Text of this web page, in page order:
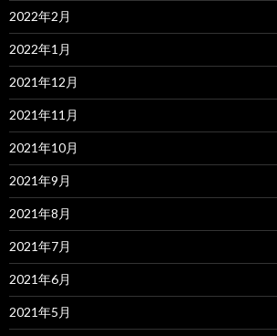
2022年2月
2022年1月
2021年12月
2021年11月
2021年10月
2021年9月
2021年8月
2021年7月
2021年6月
2021年5月